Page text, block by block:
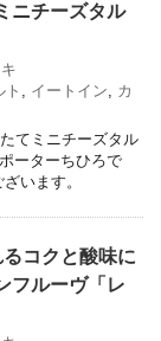
ニチーズタル
ト , イートイン, カ
てミニチーズタル
ーターちひろで
います。
コクと酸味に
フルーヴ「レ